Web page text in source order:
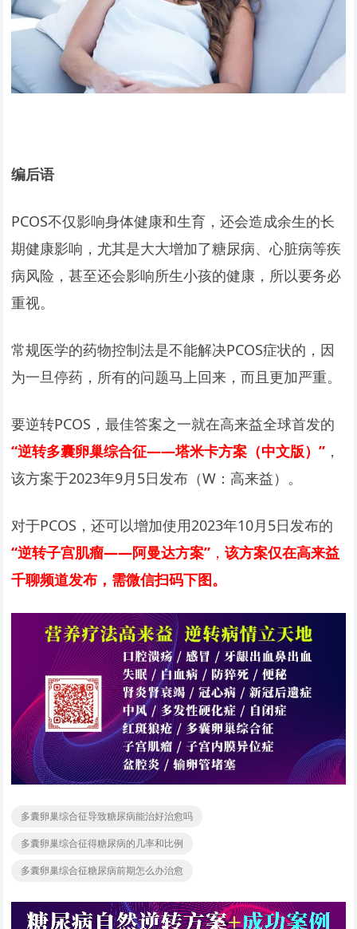
编后语
PCOS不仅影响身体健康和生育，还会造成余生的长
期健康影响，尤其是大大增加了糖尿病、心脏病等疾
病风险，甚至还会影响所生小孩的健康，所以要务必
重视。
常规医学的药物控制法是不能解决PCOS症状的，因
为一旦停药，所有的问题马上回来，而且更加严重。
要逆转PCOS，最佳答案之一就在高来益全球首发的
“逆转多囊卵巢综合征——塔米卡方案（中文版）” ，
该方案于2023年9月5日发布（W：高来益）。
对于PCOS，还可以增加使用2023年10月5日发布的
“逆转子宫肌瘤——阿曼达方案” ，该方案仅在高来益
千聊频道发布，需微信扫码下图。
多囊卵巢综合征导致糖尿病能治好治愈吗
多囊卵巢综合征得糖尿病的几率和比例
多囊卵巢综合征糖尿病前期怎么办治愈